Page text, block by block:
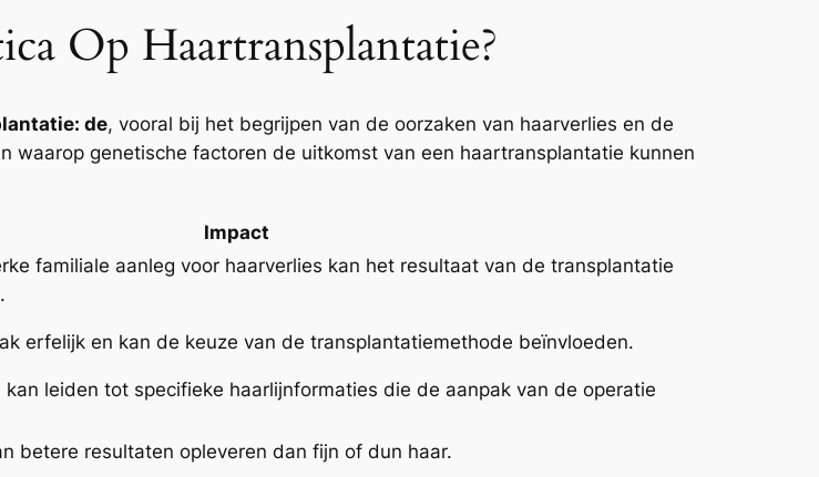
Op Haartransplantatie?
de, vooral bij het begrijpen van de oorzaken van haarverlies en de
waarop genetische factoren de uitkomst van een haartransplantatie kunnen
Impact
familiale aanleg voor haarverlies kan het resultaat van de transplantatie
erfelijk en kan de keuze van de transplantatiemethode beïnvloeden.
leiden tot specifieke haarlijnformaties die de aanpak van de operatie
betere resultaten opleveren dan fijn of dun haar.